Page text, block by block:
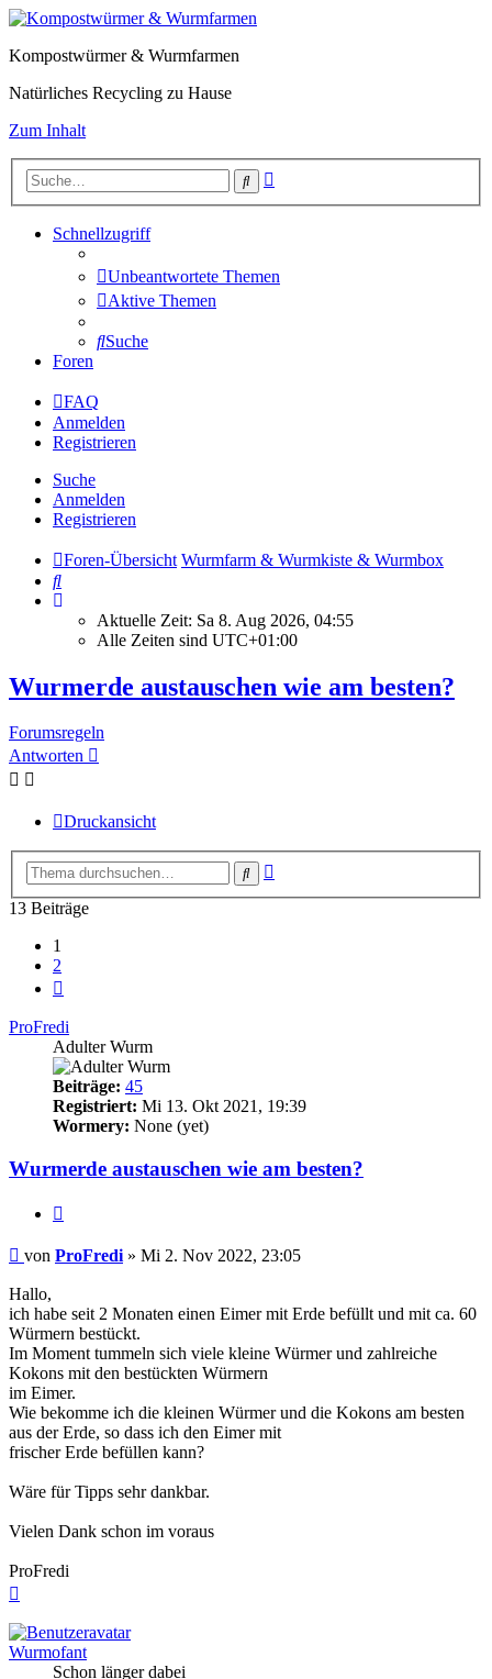
Kompostwürmer & Wurmfarmen
Natürliches Recycling zu Hause
Zum Inhalt
Suche
Schnellzugriff
Unbeantwortete Themen
Aktive Themen
Suche
Foren
FAQ
Anmelden
Registrieren
Suche
Anmelden
Registrieren
Foren-Übersicht Wurmfarm & Wurmkiste & Wurmbox
Suche
Aktuelle Zeit: Sa 8. Aug 2026, 04:55
Alle Zeiten sind UTC+01:00
Wurmerde austauschen wie am besten?
Forumsregeln
Antworten
Druckansicht
Suche
13 Beiträge
1
2
ProFredi
Adulter Wurm
Beiträge: 45
Registriert: Mi 13. Okt 2021, 19:39
Wormery: None (yet)
Wurmerde austauschen wie am besten?
Beitrag
von ProFredi» Mi 2. Nov 2022, 23:05
Hallo,
ich habe seit 2 Monaten einen Eimer mit Erde befüllt und mit ca. 60
Würmern bestückt.
Im Moment tummeln sich viele kleine Würmer und zahlreiche
Kokons mit den bestückten Würmern
im Eimer.
Wie bekomme ich die kleinen Würmer und die Kokons am besten
aus der Erde, so dass ich den Eimer mit
frischer Erde befüllen kann?
Wäre für Tipps sehr dankbar.
Vielen Dank schon im voraus
ProFredi
Wurmofant
Schon länger dabei